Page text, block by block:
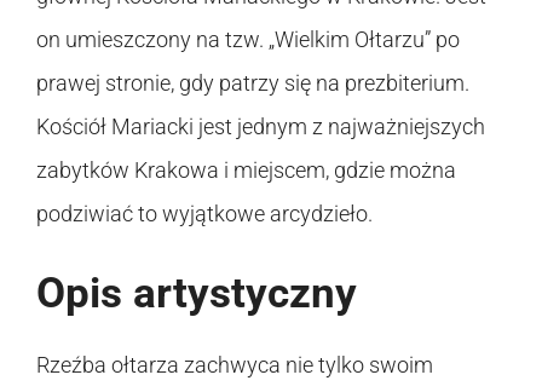
on umieszczony na tzw. „Wielkim Ołtarzu” po
prawej stronie, gdy patrzy się na prezbiterium.
Kościół Mariacki jest jednym z najważniejszych
zabytków Krakowa i miejscem, gdzie można
podziwiać to wyjątkowe arcydzieło.
Opis artystyczny
Rzeźba ołtarza zachwyca nie tylko swoim